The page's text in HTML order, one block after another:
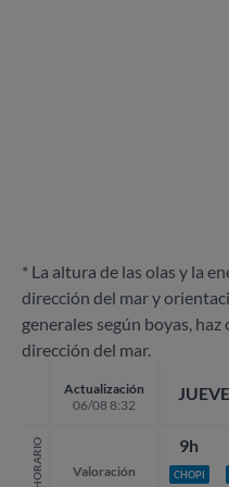
* La altura de las olas y la
dirección del mar y
generales según boyas,
dirección del mar.
Actualización
06/08 8:32
HORARIO Valoración
9h
CHOPI